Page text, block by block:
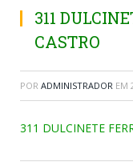
311
CASTRO
POR ADMINISTRADOR EM
311 DULCINETE